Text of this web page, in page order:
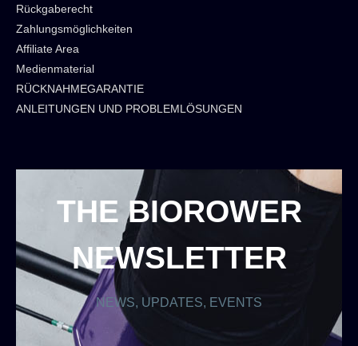
Rückgaberecht
Zahlungsmöglichkeiten
Affiliate Area
Medienmaterial
RÜCKNAHMEGARANTIE
ANLEITUNGEN UND PROBLEMLÖSUNGEN
THE BIOROWER
NEWSLETTER
NEWS, UPDATES, EVENTS